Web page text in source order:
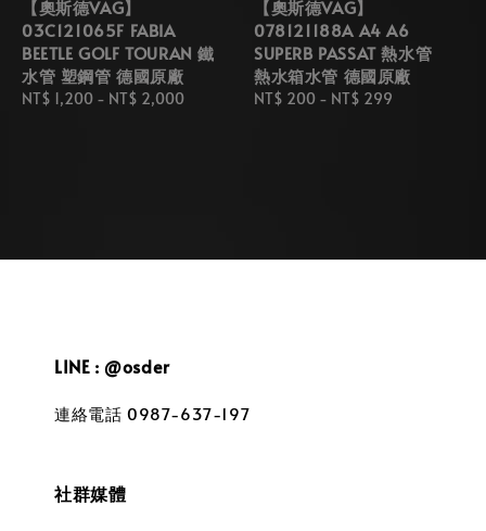
【奧斯德VAG】
03C121065F FABIA
BEETLE GOLF TOURAN 鐵
水管 塑鋼管 德國原廠
Regular
NT$ 1,200 - NT$ 2,000
【奧斯德VAG】
078121188A A4 A6
SUPERB PASSAT 熱水管
熱水箱水管 德國原廠
Regular
NT$ 200 - NT$ 299
LINE : @osder
連絡電話 0987-637-197
社群媒體